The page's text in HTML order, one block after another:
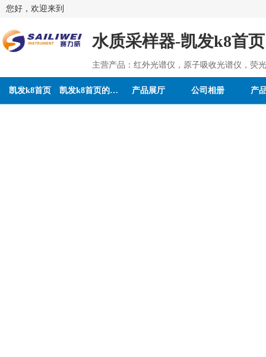
您好，欢迎来到
水质采样器-凯发k8首页
主营产品：红外光谱仪，原子吸收光谱仪，荧
凯发k8首页 凯发k8首页的介绍 产品展厅 公司相册 产